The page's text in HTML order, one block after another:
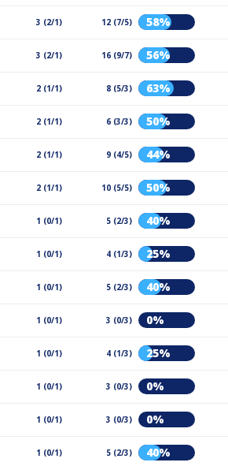
3 (2/1) 12 (7/5) 58%
3 (2/1) 16 (9/7) 56%
2 (1/1) 8 (5/3) 63%
2 (1/1) 6 (3/3) 50%
2 (1/1) 9 (4/5) 44%
2 (1/1) 10 (5/5) 50%
1 (0/1) 5 (2/3) 40%
1 (0/1) 4 (1/3) 25%
1 (0/1) 5 (2/3) 40%
1 (0/1) 3 (0/3) 0%
1 (0/1) 4 (1/3) 25%
1 (0/1) 3 (0/3) 0%
1 (0/1) 3 (0/3) 0%
1 (0/1) 5 (2/3) 40%